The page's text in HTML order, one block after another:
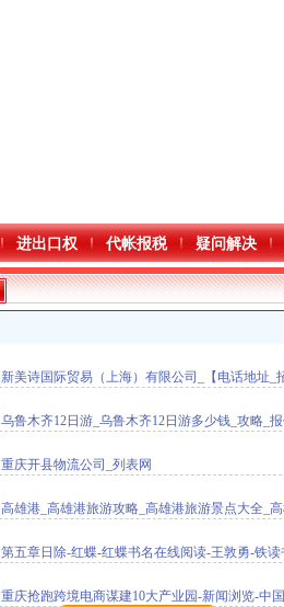
进出口权 代帐报税 疑问解决
新美诗国际贸易（上海）有限公司_【电话地址_
乌鲁木齐12日游_乌鲁木齐12日游多少钱_攻略_
重庆开县物流公司_列表网
高雄港_高雄港旅游攻略_高雄港旅游景点大全_
第五章日除-红蝶-红蝶书名在线阅读-王敦勇-铁读
重庆抢跑跨境电商谋建10大产业园-新闻浏览-中